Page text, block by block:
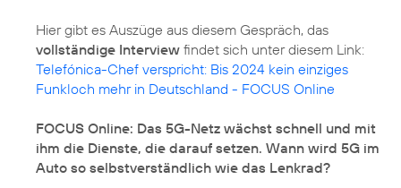
Hier gibt es Auszüge aus diesem Gespräch, das
vollständige Interview findet sich unter diesem Link:
Telefónica-Chef verspricht: Bis 2024 kein einziges
Funkloch mehr in Deutschland - FOCUS Online
FOCUS Online: Das 5G-Netz wächst schnell und mit
ihm die Dienste, die darauf setzen. Wann wird 5G im
Auto so selbstverständlich wie das Lenkrad?